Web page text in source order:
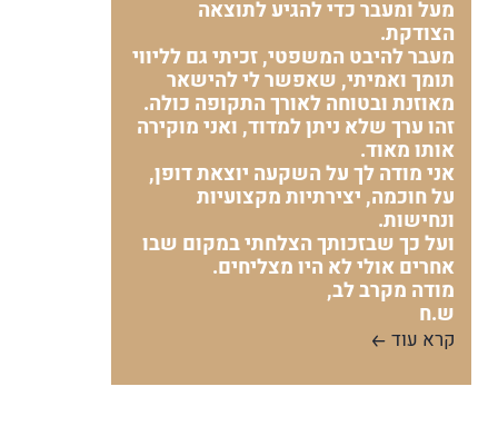
מעל ומעבר כדי להגיע לתוצאה
הצודקת.
מעבר להיבט המשפטי, זכיתי גם לליווי
תומך ואמיתי, שאפשר לי להישאר
מאוזנת ובטוחה לאורך התקופה כולה.
זהו ערך שלא ניתן למדוד, ואני מוקירה
אותו מאוד.
אני מודה לך על השקעה יוצאת דופן,
על חוכמה, יצירתיות מקצועיות
ונחישות.
ועל כך שבזכותך הצלחתי במקום שבו
אחרים אולי לא היו מצליחים.
מודה מקרב לב,
ש.ח
קרא עוד